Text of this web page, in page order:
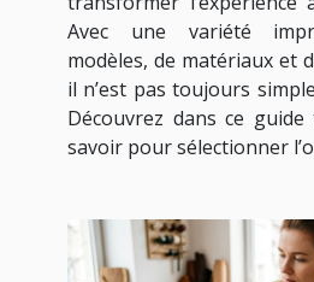
Avec une variété
modèles, de matériaux et
il n’est pas toujours
Découvrez dans ce
savoir pour sélectionner